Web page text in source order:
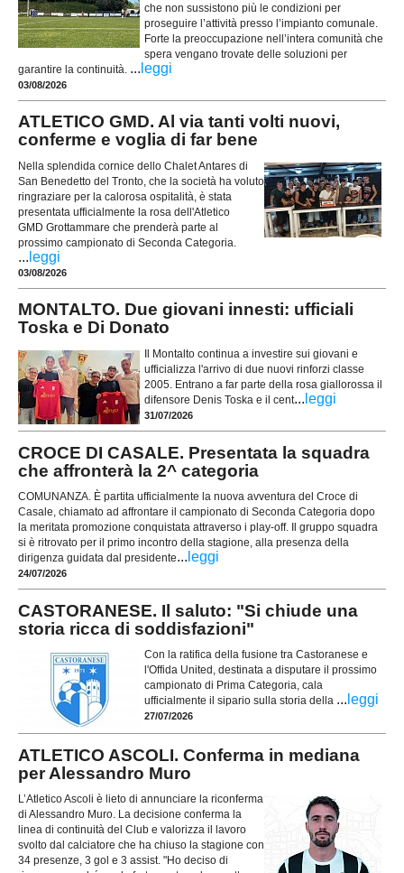
che non sussistono più le condizioni per
proseguire l’attività presso l’impianto comunale.
Forte la preoccupazione nell’intera comunità che
spera vengano trovate delle soluzioni per
garantire la continuità. ... leggi
03/08/2026
ATLETICO GMD. Al via tanti volti nuovi,
conferme e voglia di far bene
Nella splendida cornice dello Chalet Antares di
San Benedetto del Tronto, che la società ha voluto
ringraziare per la calorosa ospitalità, è stata
presentata ufficialmente la rosa dell'Atletico
GMD Grottammare che prenderà parte al
prossimo campionato di Seconda Categoria.
... leggi
03/08/2026
MONTALTO. Due giovani innesti: ufficiali
Toska e Di Donato
Il Montalto continua a investire sui giovani e
ufficializza l'arrivo di due nuovi rinforzi classe
2005. Entrano a far parte della rosa giallorossa il
difensore Denis Toska e il cent... leggi
31/07/2026
CROCE DI CASALE. Presentata la squadra
che affronterà la 2^ categoria
COMUNANZA. È partita ufficialmente la nuova avventura del Croce di
Casale, chiamato ad affrontare il campionato di Seconda Categoria dopo
la meritata promozione conquistata attraverso i play-off. Il gruppo squadra
si è ritrovato per il primo incontro della stagione, alla presenza della
dirigenza guidata dal presidente... leggi
24/07/2026
CASTORANESE. Il saluto: "Si chiude una
storia ricca di soddisfazioni"
Con la ratifica della fusione tra Castoranese e
l'Offida United, destinata a disputare il prossimo
campionato di Prima Categoria, cala
ufficialmente il sipario sulla storia della ... leggi
27/07/2026
ATLETICO ASCOLI. Conferma in mediana
per Alessandro Muro
L’Atletico Ascoli è lieto di annunciare la riconferma
di Alessandro Muro. La decisione conferma la
linea di continuità del Club e valorizza il lavoro
svolto dal calciatore che ha chiuso la stagione con
34 presenze, 3 gol e 3 assist. "Ho deciso di